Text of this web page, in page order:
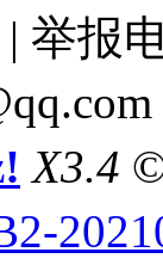
| 举报
X3.4